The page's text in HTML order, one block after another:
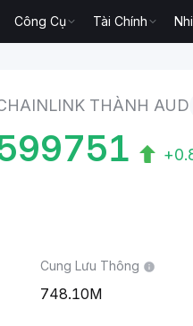
Công Cụ Tài Chính
THÀNH AUD
Cung Lưu Thông
748.10M